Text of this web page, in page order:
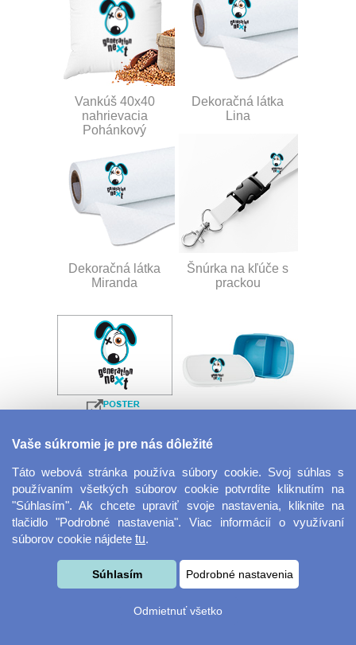
Vankúš 40x40
nahrievacia
Pohánkový
Dekoračná látka
Lina
Dekoračná látka
Miranda
Šnúrka na kľúče s
prackou
Velkoformátová
fotografie
Desiatový box
Vaše súkromie je pre nás dôležité
Táto webová stránka používa súbory cookie. Svoj súhlas s
používaním všetkých súborov cookie potvrdíte kliknutím na
"Súhlasím". Ak chcete upraviť svoje nastavenia, kliknite na
tlačidlo "Podrobné nastavenia". Viac informácií o využívaní
súborov cookie nájdete tu.
Súhlasím Podrobné nastavenia
Odmietnuť všetko